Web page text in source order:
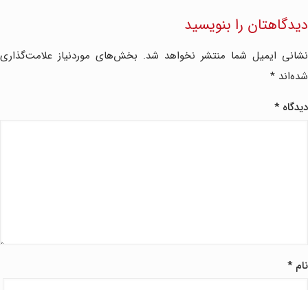
دیدگاهتان را بنویسید
نشانی ایمیل شما منتشر نخواهد شد. بخش‌های موردنیاز علامت‌گذاری
شده‌اند *
دیدگاه*
نام*